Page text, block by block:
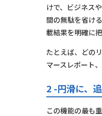
けで、ビジネス
間の無駄を省け
載結果を明確に
たとえば、どの
マースレポート
2 -円滑に、
この機能の最も